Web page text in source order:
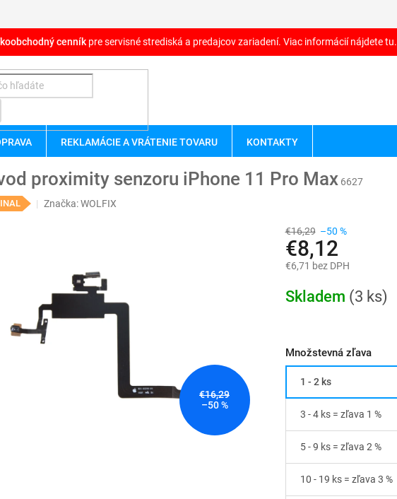
cenník pre servisné strediská a predajcov zariadení. Viac informácií nájdete tu.
REKLAMÁCIE A VRÁTENIE TOVARU KONTAKTY
proximity senzoru iPhone 11 Pro Max 6627
Značka:WOLFIX
€16,29
–50 %
€16,29 –50 %
€8,12
€6,71 bez DPH
cena:
Skladem (3 ks)
Množstevná zľava
1 - 2 ks
3 - 4 ks = zľava 1 %
5 - 9 ks = zľava 2 %
10 - 19 ks = zľava 3 %